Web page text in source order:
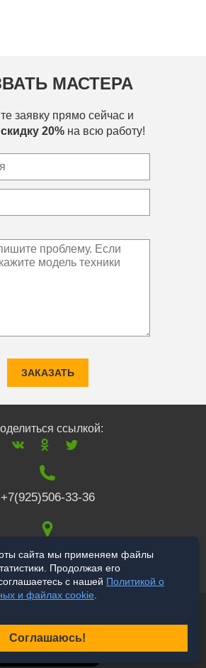
МАСТЕРА
заявку прямо сейчас и
скидку 20% на всю работу!
ЗАКАЗАТЬ
ссылкой:
+7(925)506-33-36
,г. Москва,
ш., 132
Продвижение сайта
сайта мы применяем файлы
Продолжая его
с нашей Политикой о
и файлах cookie
Соглашаюсь!